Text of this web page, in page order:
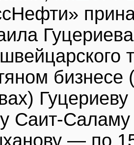
бизнесе
Саит-
— по